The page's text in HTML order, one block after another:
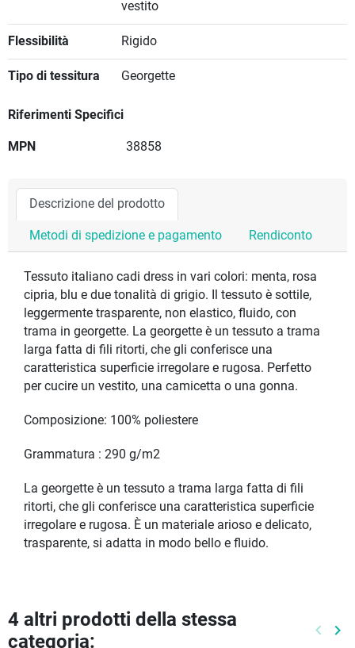
vestito
Flessibilità Rigido
Tipo di tessitura Georgette
Riferimenti Specifici
MPN 38858
Descrizione del prodotto
Metodi di spedizione e pagamento Rendiconto
Tessuto italiano cadi dress in vari colori: menta, rosa
cipria, blu e due tonalità di grigio. Il tessuto è sottile,
leggermente trasparente, non elastico, fluido, con
trama in georgette. La georgette è un tessuto a trama
larga fatta di fili ritorti, che gli conferisce una
caratteristica superficie irregolare e rugosa. Perfetto
per cucire un vestito, una camicetta o una gonna.
Composizione: 100% poliestere
Grammatura : 290 g/m2
La georgette è un tessuto a trama larga fatta di fili
ritorti, che gli conferisce una caratteristica superficie
irregolare e rugosa. È un materiale arioso e delicato,
trasparente, si adatta in modo bello e fluido.
4 altri prodotti della stessa
categoria:
keyboard_arrow_left keyboard_arrow_right